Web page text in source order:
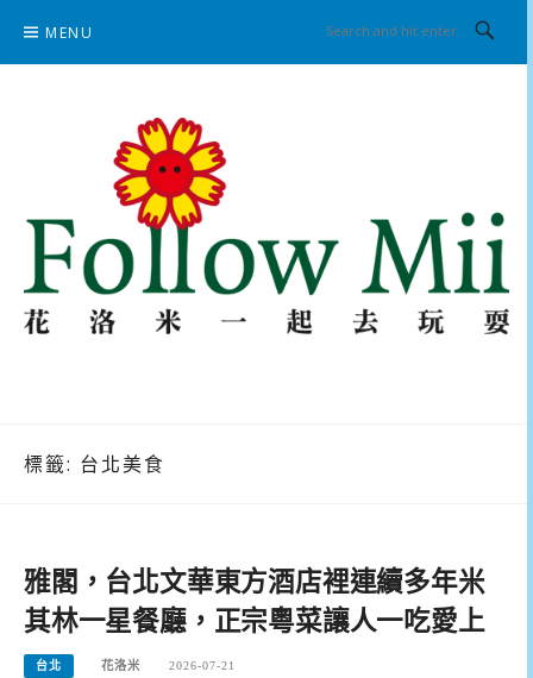
content
MENU
標籤: 台北美食
雅閣，台北文華東方酒店裡連續多年米
其林一星餐廳，正宗粵菜讓人一吃愛上
台北 花洛米 2026-07-21